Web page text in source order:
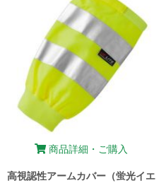
商品詳細・ご購入
高視認性アームカバー（蛍光イエ